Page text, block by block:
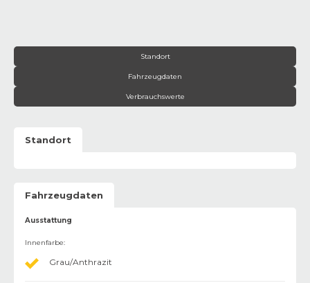
Standort
Fahrzeugdaten
Verbrauchswerte
Standort
Fahrzeugdaten
Ausstattung
Innenfarbe:
Grau/Anthrazit